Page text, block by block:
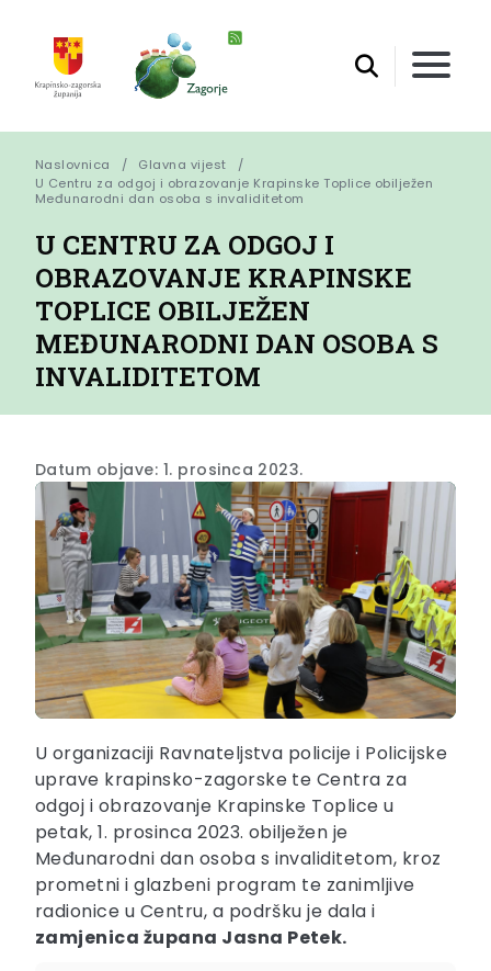
Naslovnica
Glavna vijest
U Centru za odgoj i obrazovanje Krapinske Toplice obilježen
Međunarodni dan osoba s invaliditetom
U CENTRU ZA ODGOJ I
OBRAZOVANJE KRAPINSKE
TOPLICE OBILJEŽEN
MEĐUNARODNI DAN OSOBA S
INVALIDITETOM
Datum objave: 1. prosinca 2023.
U organizaciji Ravnateljstva policije i Policijske
uprave krapinsko-zagorske te Centra za
odgoj i obrazovanje Krapinske Toplice u
petak, 1. prosinca 2023. obilježen je
Međunarodni dan osoba s invaliditetom, kroz
prometni i glazbeni program te zanimljive
radionice u Centru, a podršku je dala i
zamjenica župana Jasna Petek.